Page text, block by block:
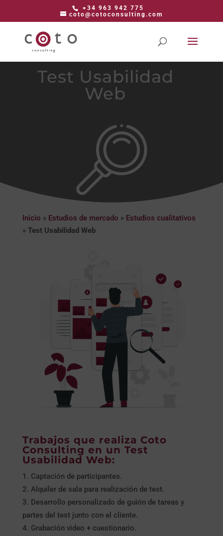
+34 963 942 775
coto@cotoconsulting.com
Test Usabilidad
Web
Inicio » Estudios de mercado » Estudios cualitativos
» Test Usabilidad Web
Trabajos que realiza Coto
Consulting en un Test
Usabilidad Web:
Captación de participantes.
Alquiler de sala para realización de test.
Desarrollo personalizado de guión de tareas y
partes del test junto con el cliente.
Grabación video + cuestionario.